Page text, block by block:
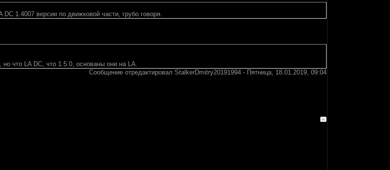
1.4007 версии по движковой части, грубо говоря.
что LA DC, что 1.5.0, основаны они на LA.
Сообщение отредактировал StalkerDmitry20191994 - Пятница, 18.01.2019, 09:04